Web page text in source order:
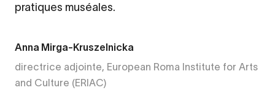
pratiques muséales.
Anna Mirga-Kruszelnicka
directrice adjointe, European Roma Institute for Arts
and Culture (ERIAC)